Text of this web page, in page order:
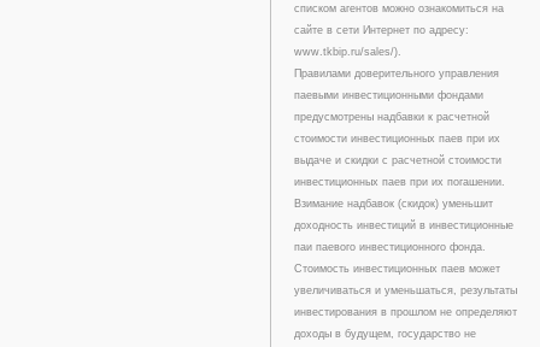
списком агентов можно ознакомиться на
сайте в сети Интернет по адресу:
www.tkbip.ru/sales/).
Правилами доверительного управления
паевыми инвестиционными фондами
предусмотрены надбавки к расчетной
стоимости инвестиционных паев при их
выдаче и скидки с расчетной стоимости
инвестиционных паев при их погашении.
Взимание надбавок (скидок) уменьшит
доходность инвестиций в инвестиционные
паи паевого инвестиционного фонда.
Стоимость инвестиционных паев может
увеличиваться и уменьшаться, результаты
инвестирования в прошлом не определяют
доходы в будущем, государство не